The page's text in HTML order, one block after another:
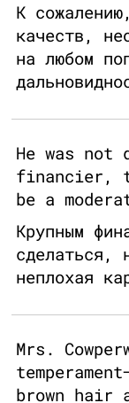
К
качеств,
на любом
He was
financier,
be a
Крупным
сделаться,
неплохая
Mrs.
brown hair